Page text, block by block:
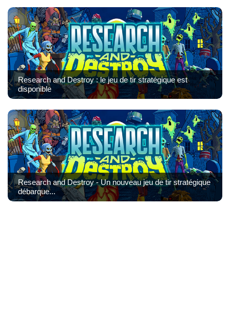
Research and Destroy : le jeu de tir stratégique est
disponible
Research and Destroy - Un nouveau jeu de tir stratégique
débarque...